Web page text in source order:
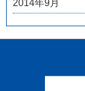
2014年9月